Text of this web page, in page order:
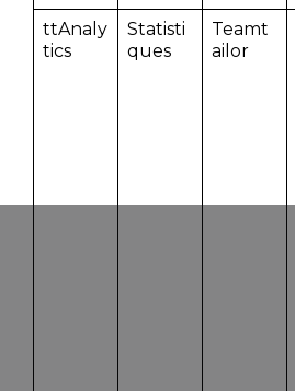
ttAnaly
tics
Statisti
ques
Teamt
ailor